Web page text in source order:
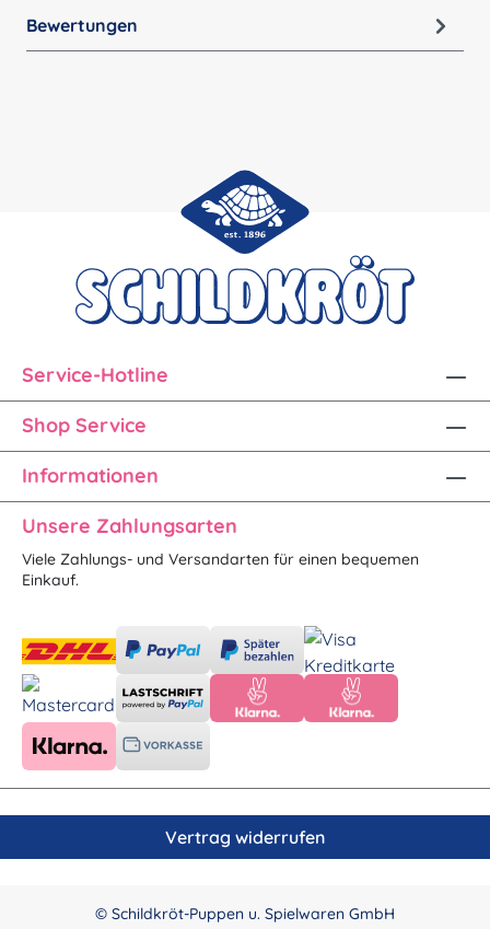
Bewertungen
Service-Hotline
Shop Service
Informationen
Unsere Zahlungsarten
Viele Zahlungs- und Versandarten für einen bequemen
Einkauf.
Vertrag widerrufen
© Schildkröt-Puppen u. Spielwaren GmbH